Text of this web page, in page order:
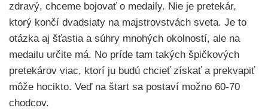
zdravý, chceme bojovať o medaily. Nie je pretekár,
ktorý končí dvadsiaty na majstrovstvách sveta. Je to
otázka aj šťastia a súhry mnohých okolností, ale na
medailu určite má. No príde tam takých špičkových
pretekárov viac, ktorí ju budú chcieť získať a prekvapiť
môže hocikto. Veď na štart sa postaví možno 60-70
chodcov.